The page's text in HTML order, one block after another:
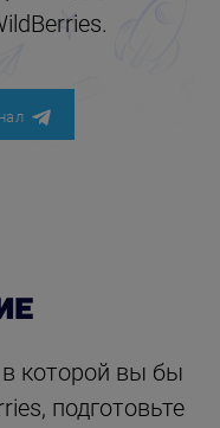
которой вы бы
подготовьте